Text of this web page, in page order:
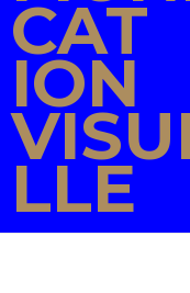
CAT
ION
LLE